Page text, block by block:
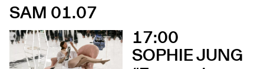
SAM 01.07
17:00
SOPHIE JUNG